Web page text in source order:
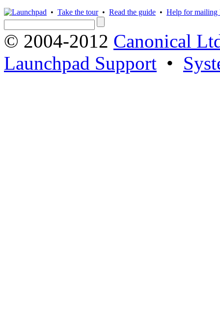
• Take the tour• Read the guide • Help for mailing
© 2004-2012 Canonical
Launchpad Support •